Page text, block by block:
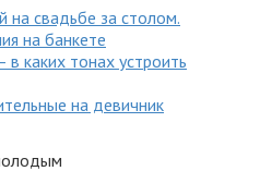
на свадьбе за столом.
на банкете
каких тонах устроить
на девичник